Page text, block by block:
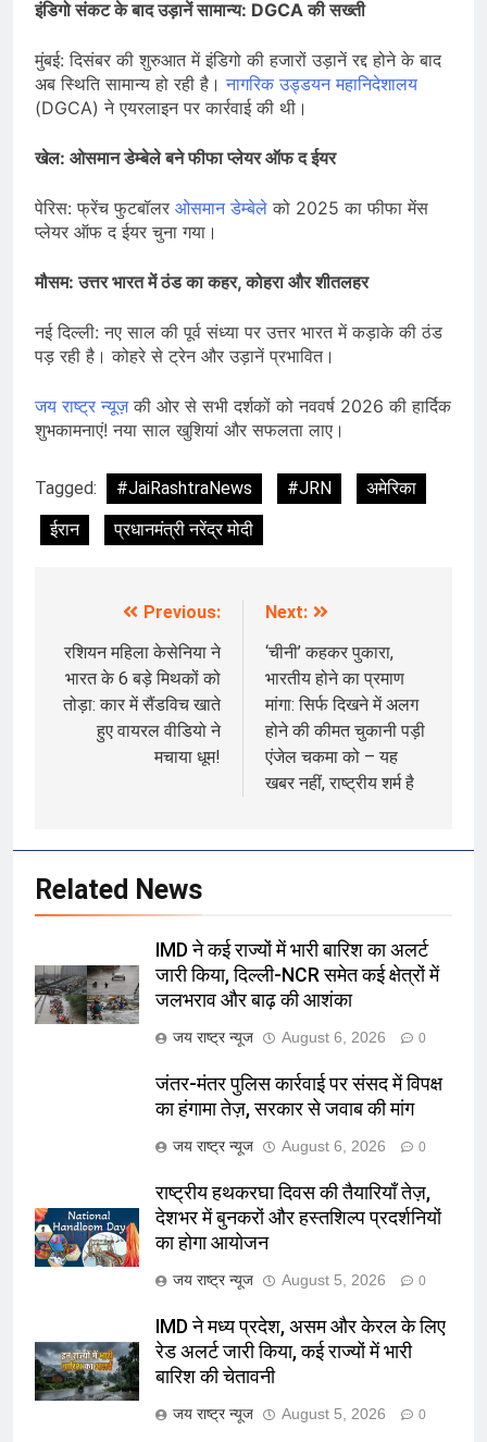
इंडिगो संकट के बाद उड़ानें सामान्य: DGCA की सख्ती
मुंबई: दिसंबर की शुरुआत में इंडिगो की हजारों उड़ानें रद्द होने के बाद
अब स्थिति सामान्य हो रही है।नागरिक उड्डयन महानिदेशालय
(DGCA) ने एयरलाइन पर कार्रवाई की थी।
खेल: ओसमान डेम्बेले बने फीफा प्लेयर ऑफ द ईयर
पेरिस: फ्रेंच फुटबॉलर ओसमान डेम्बेले को 2025 का फीफा मेंस
प्लेयर ऑफ द ईयर चुना गया।
मौसम: उत्तर भारत में ठंड का कहर, कोहरा और शीतलहर
नई दिल्ली: नए साल की पूर्व संध्या पर उत्तर भारत में कड़ाके की ठंड
पड़ रही है। कोहरे से ट्रेन और उड़ानें प्रभावित।
जय राष्ट्र न्यूज़की ओर से सभी दर्शकों को नववर्ष 2026 की हार्दिक
शुभकामनाएं! नया साल खुशियां और सफलता लाए।
Tagged: #JaiRashtraNews #JRN
अमेरिका
ईरान
प्रधानमंत्री नरेंद्र मोदी
navigation
Previous:
रशियन महिला केसेनिया ने
भारत के 6 बड़े मिथकों को
तोड़ा: कार में सैंडविच खाते
हुए वायरल वीडियो ने
मचाया धूम!
Next:
‘चीनी’ कहकर पुकारा,
भारतीय होने का प्रमाण
मांगा: सिर्फ दिखने में अलग
होने की कीमत चुकानी पड़ी
एंजेल चकमा को – यह
खबर नहीं, राष्ट्रीय शर्म है
Related News
IMD ने कई राज्यों में भारी बारिश का अलर्ट
जारी किया, दिल्ली-NCR समेत कई क्षेत्रों में
जलभराव और बाढ़ की आशंका
जय राष्ट्र न्यूज August 6, 2026 0
जंतर-मंतर पुलिस कार्रवाई पर संसद में विपक्ष
का हंगामा तेज़, सरकार से जवाब की मांग
जय राष्ट्र न्यूज August 6, 2026 0
राष्ट्रीय हथकरघा दिवस की तैयारियाँ तेज़,
देशभर में बुनकरों और हस्तशिल्प प्रदर्शनियों
का होगा आयोजन
जय राष्ट्र न्यूज August 5, 2026 0
IMD ने मध्य प्रदेश, असम और केरल के लिए
रेड अलर्ट जारी किया, कई राज्यों में भारी
बारिश की चेतावनी
जय राष्ट्र न्यूज August 5, 2026 0